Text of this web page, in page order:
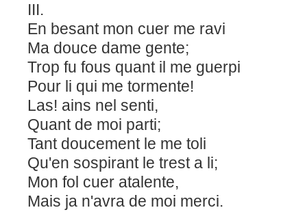
III.
En besant mon cuer me ravi
Ma douce dame gente;
Trop fu fous quant il me guerpi
Pour li qui me tormente!
Las! ains nel senti,
Quant de moi parti;
Tant doucement le me toli
Qu'en sospirant le trest a li;
Mon fol cuer atalente,
Mais ja n'avra de moi merci.